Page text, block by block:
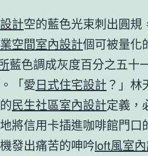
計空的藍色光束刺出圓規
空間室內設計個可被量化
藍色調成灰度百分之五十
「愛日式住宅設計 ？」林
民生社區室內設計定義，
將信用卡插進咖啡館門口
發出痛苦的呻吟loft風室